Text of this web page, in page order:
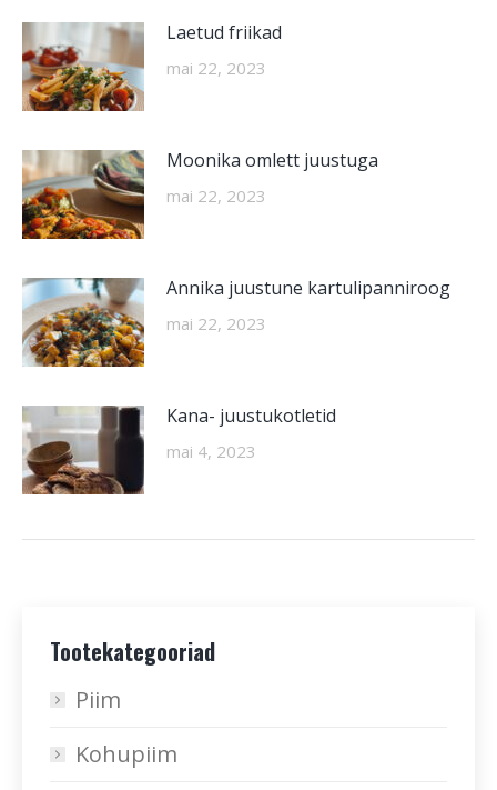
Laetud friikad
mai 22, 2023
Moonika omlett juustuga
mai 22, 2023
Annika juustune kartulipanniroog
mai 22, 2023
Kana- juustukotletid
mai 4, 2023
Tootekategooriad
Piim
Kohupiim